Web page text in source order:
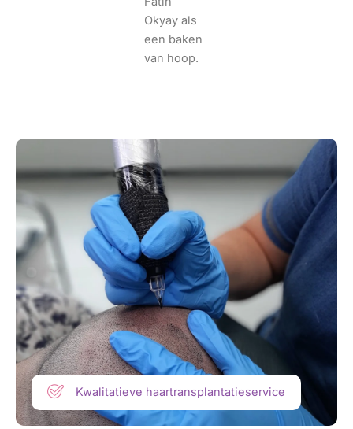
Kwalitatieve haartransplantatieservice
Okyay als
een baken
van hoop.